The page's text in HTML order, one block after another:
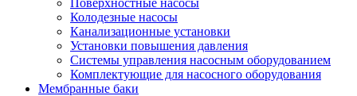
Колодезные насосы
Канализационные установки
Установки повышения давления
Системы управления насосным оборудованием
Комплектующие для насосного оборудования
Мембранные баки